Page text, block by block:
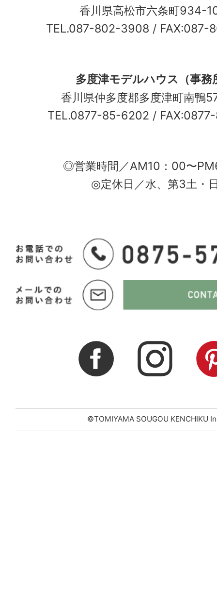
香川県高松市六条町
TEL.087-802-3908 / FAX:087-
多度津モデルハウス（事務
香川県仲多度郡多度津町南
TEL.0877-85-6202 /
◎営業時間／AM10：00〜
◎定休日／水、第3土・
©TOMIYAMA SOUGOU KENCHIKU